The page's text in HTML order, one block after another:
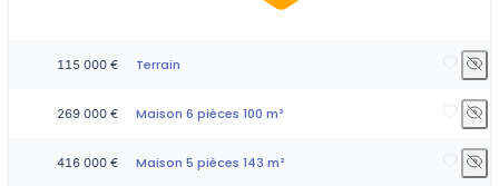
115 000 € Terrain
269 000 € Maison 6 pièces 100 m²
416 000 € Maison 5 pièces 143 m²